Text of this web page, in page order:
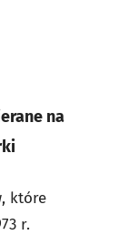
na
które
r.